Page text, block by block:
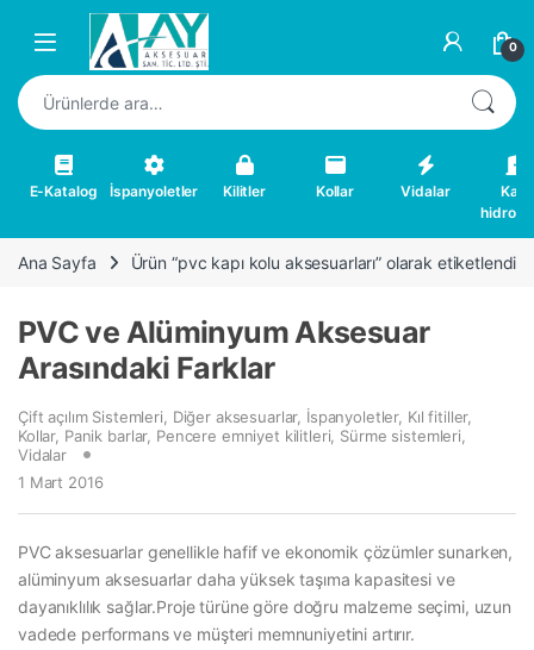
Skip to navigation
Skip to content
0
Ara:
E-Katalog İspanyoletler Kilitler Kollar Vidalar
Kapı
Ana Sayfa Ürün “pvc kapı kolu aksesuarları” olarak etiketlendi
PVC ve Alüminyum Aksesuar
Arasındaki Farklar
Çift açılım Sistemleri Diğer aksesuarlar, İspanyoletler, Kıl fitiller,
Kollar, Panik barlar, Pencere emniyet kilitleri Sürme sistemleri
Vidalar
1 Mart 2016
PVC aksesuarlar genellikle hafif ve ekonomik çözümler sunarken,
alüminyum aksesuarlar daha yüksek taşıma kapasitesi ve
dayanıklılık sağlar.Proje türüne göre doğru malzeme seçimi, uzun
vadede performans ve müşteri memnuniyetini artırır.